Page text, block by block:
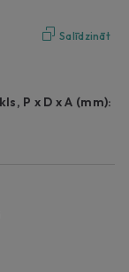
Salīdzināt
P x D x A (mm):